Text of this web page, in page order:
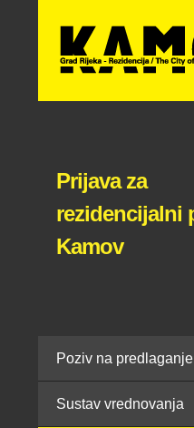
Prijava za
rezidencijalni
Kamov
Poziv na
Sustav vrednovanja